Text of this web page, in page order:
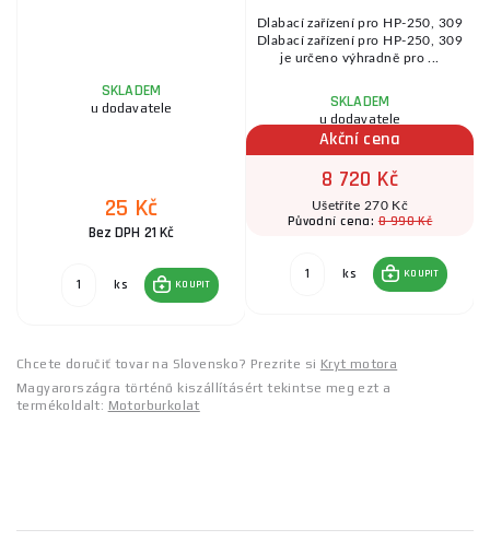
SKLADEM
u dodavatele
25 Kč
Bez DPH 21 Kč
ks KOUPIT
Dlabací zařízení pro HP-250, 309
Dlabací zařízení pro HP-250, 309
je určeno výhradně pro ...
SKLADEM
u dodavatele
Akční cena
8 720 Kč
Ušetříte 270 Kč
Původní cena:8 990 Kč
ks KOUPIT
Chcete doručiť tovar na Slovensko? Prezrite si Kryt motora
Magyarországra történő kiszállításért tekintse meg ezt a
termékoldalt: Motorburkolat